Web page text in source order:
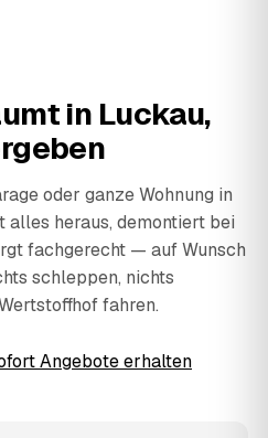
in Luckau,
oder ganze Wohnung in
heraus, demontiert bei
fachgerecht — auf Wunsch
schleppen, nichts
fahren.
Angebote erhalten